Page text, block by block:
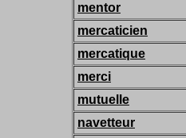
mentor
mercaticien
mercatique
merci
mutuelle
navetteur